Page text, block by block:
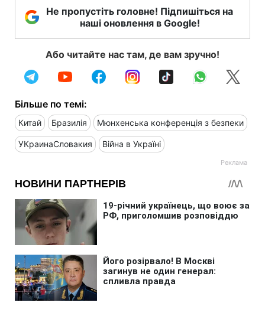
Не пропустіть головне! Підпишіться на
наші оновлення в Google!
Або читайте нас там, де вам зручно!
Більше по темі:
Китай Бразилія Мюнхенська конференція з безпеки
УКраинаСловакия Війна в Україні